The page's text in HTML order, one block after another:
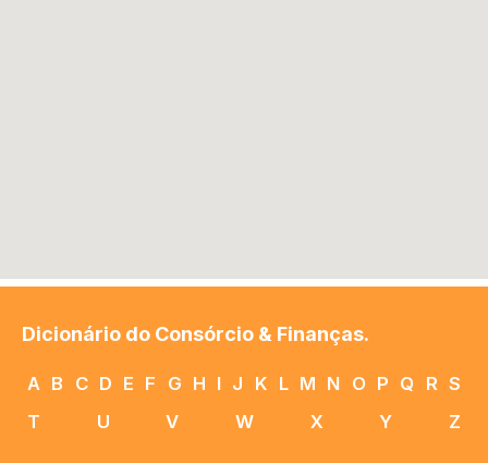
Dicionário do Consórcio & Finanças.
A B C D E F G H I J K L M N O P Q R S
T
U V W X Y Z